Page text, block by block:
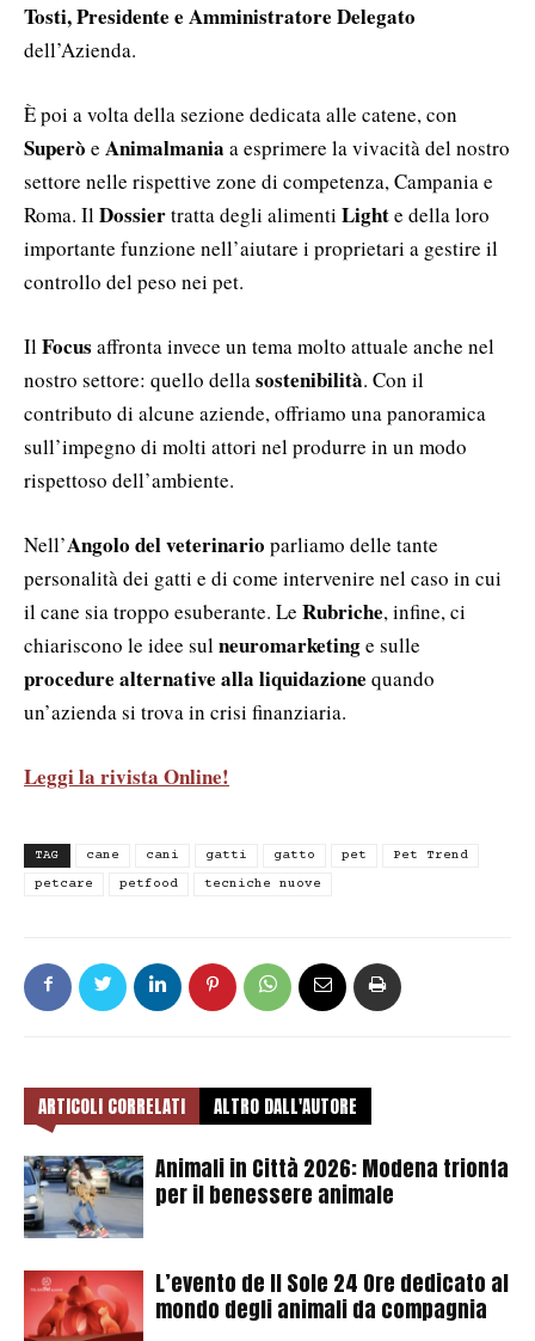
Tosti, Presidente e Amministratore Delegato
dell’Azienda.
È poi a volta della sezione dedicata alle catene, con
Superò e Animalmania a esprimere la vivacità del nostro
settore nelle rispettive zone di competenza, Campania e
Roma. IlDossiertratta degli alimenti Lighte della loro
importante funzione nell’aiutare i proprietari a gestire il
controllo del peso nei pet.
IlFocus affronta invece un tema molto attuale anche nel
nostro settore: quello dellasostenibilità. Con il
contributo di alcune aziende, offriamo una panoramica
sull’impegno di molti attori nel produrre in un modo
rispettoso dell’ambiente.
Nell’Angolo del veterinario parliamo delle tante
personalità dei gatti e di come intervenire nel caso in cui
il cane sia troppo esuberante. Le Rubriche, infine, ci
chiariscono le idee sulneuromarketinge sulle
procedure alternative alla liquidazione quando
un’azienda si trova in crisi finanziaria.
Leggi la rivista Online!
TAG cane cani gatti gatto pet
Pet Trend
petcare
petfood tecniche nuove
ARTICOLI CORRELATI ALTRO DALL'AUTORE
Animali in Città 2026: Modena trionfa
per il benessere animale
L’evento de Il Sole 24 Ore dedicato al
mondo degli animali da compagnia